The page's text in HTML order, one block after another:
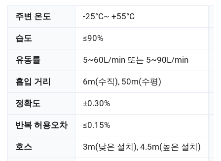
주변 온도 -25°C~ +55°C
습도 ≤90%
유동률 5~60L/min 또는 5~90L/min
흡입 거리 6m(수직), 50m(수평)
정확도 ±0.30%
반복 허용오차 ≤0.15%
호스 3m(낮은 설치), 4.5m(높은 설치)